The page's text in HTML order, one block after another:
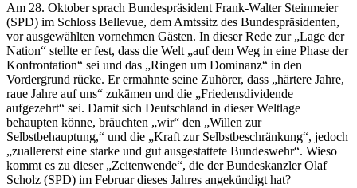
Am 28. Oktober sprach Bundespräsident Frank-Walter Steinmeier
(SPD) im Schloss Bellevue, dem Amtssitz des Bundespräsidenten,
vor ausgewählten vornehmen Gästen. In dieser Rede zur „Lage der
Nation“ stellte er fest, dass die Welt „auf dem Weg in eine Phase der
Konfrontation“ sei und das „Ringen um Dominanz“ in den
Vordergrund rücke. Er ermahnte seine Zuhörer, dass „härtere Jahre,
raue Jahre auf uns“ zukämen und die „Friedensdividende
aufgezehrt“ sei. Damit sich Deutschland in dieser Weltlage
behaupten könne, bräuchten „wir“ den „Willen zur
Selbstbehauptung,“ und die „Kraft zur Selbstbeschränkung“, jedoch
„zuallererst eine starke und gut ausgestattete Bundeswehr“. Wieso
kommt es zu dieser „Zeitenwende“, die der Bundeskanzler Olaf
Scholz (SPD) im Februar dieses Jahres angekündigt hat?